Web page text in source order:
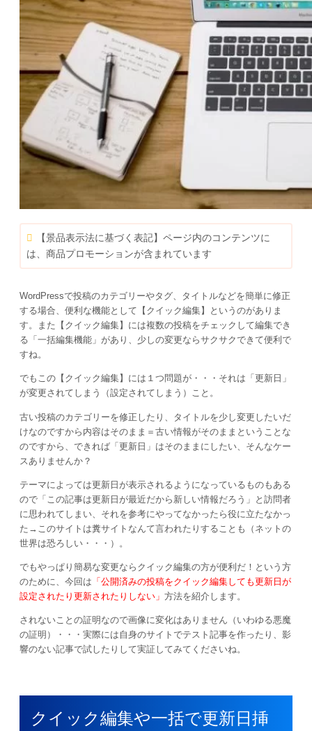
【景品表示法に基づく表記】ページ内のコンテンツに
は、商品プロモーションが含まれています
WordPressで投稿のカテゴリーやタグ、タイトルなどを簡単に修正
する場合、便利な機能として【クイック編集】というのがありま
す。また【クイック編集】には複数の投稿をチェックして編集でき
る「一括編集機能」があり、少しの変更ならサクサクできて便利で
すね。
でもこの【クイック編集】には１つ問題が・・・それは「更新日」
が変更されてしまう（設定されてしまう）こと。
古い投稿のカテゴリーを修正したり、タイトルを少し変更したいだ
けなのですから内容はそのまま＝古い情報がそのままということな
のですから、できれば「更新日」はそのままにしたい、そんなケー
スありませんか？
テーマによっては更新日が表示されるようになっているものもある
ので「この記事は更新日が最近だから新しい情報だろう」と訪問者
に思われてしまい、それを参考にやってなかったら役に立たなかっ
た→このサイトは糞サイトなんて言われたりすることも（ネットの
世界は恐ろしい・・・）。
でもやっぱり簡易な変更ならクイック編集の方が便利だ！という方
のために、今回は 「公開済みの投稿をクイック編集しても更新日が
設定されたり更新されたりしない」 方法を紹介します。
されないことの証明なので画像に変化はありません（いわゆる悪魔
の証明）・・・実際には自身のサイトでテスト記事を作ったり、影
響のない記事で試したりして実証してみてくださいね。
クイック編集や一括で更新日挿